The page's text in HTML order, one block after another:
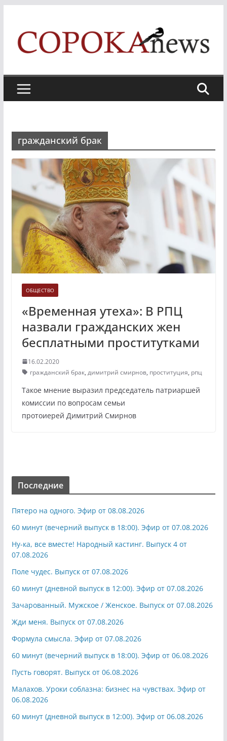
content
гражданский брак
ОБЩЕСТВО
«Временная утеха»: В РПЦ
назвали гражданских жен
бесплатными проститутками
16.02.2020
гражданский брак, димитрий смирнов, проституция, рпц
Такое мнение выразил председатель патриаршей
комиссии по вопросам семьи
протоиерей Димитрий Смирнов
Последние
Пятеро на одного. Эфир от 08.08.2026
60 минут (вечерний выпуск в 18:00). Эфир от 07.08.2026
Ну-ка, все вместе! Народный кастинг. Выпуск 4 от
07.08.2026
Поле чудес. Выпуск от 07.08.2026
60 минут (дневной выпуск в 12:00). Эфир от 07.08.2026
Зачарованный. Мужское / Женское. Выпуск от 07.08.2026
Жди меня. Выпуск от 07.08.2026
Формула смысла. Эфир от 07.08.2026
60 минут (вечерний выпуск в 18:00). Эфир от 06.08.2026
Пусть говорят. Выпуск от 06.08.2026
Малахов. Уроки соблазна: бизнес на чувствах. Эфир от
06.08.2026
60 минут (дневной выпуск в 12:00). Эфир от 06.08.2026